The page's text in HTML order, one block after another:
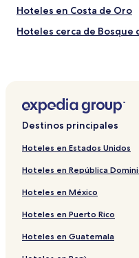
Hoteles en Costa de Oro
Hoteles cerca de Bosque
Destinos principales
Hoteles en Estados Unidos
Hoteles en República
Hoteles en México
Hoteles en Puerto Rico
Hoteles en Guatemala